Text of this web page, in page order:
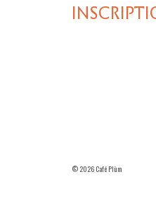
© 2026 Café Plùm